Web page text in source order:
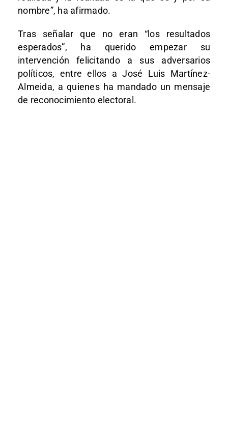
nombre”, ha afirmado.
Tras señalar que no eran “los resultados
esperados”, ha querido empezar su
intervención felicitando a sus adversarios
políticos, entre ellos a José Luis Martínez-
Almeida, a quienes ha mandado un mensaje
de reconocimiento electoral.